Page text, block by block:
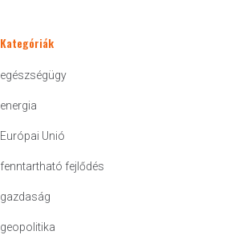
Kategóriák
egészségügy
energia
Európai Unió
fenntartható fejlődés
gazdaság
geopolitika